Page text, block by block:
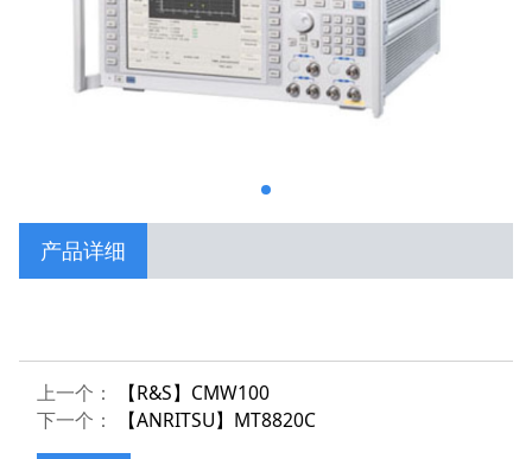
产品详细
上一个：
【R&S】CMW100
下一个：
【ANRITSU】MT8820C